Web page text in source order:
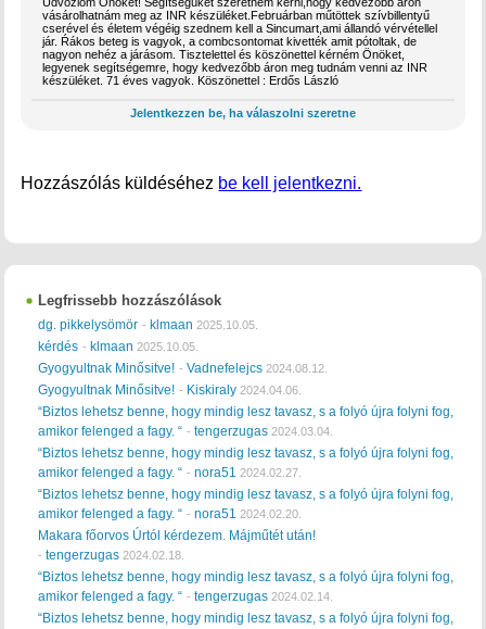
vásárolhatnám meg az INR készüléket.Februárban műtöttek szívbillentyű
cserével és életem végéig szednem kell a Sincumart,ami állandó vérvétellel
jár. Ŕákos beteg is vagyok, a combcsontomat kivették amit pótoltak, de
nagyon nehéz a járásom. Tisztelettel és köszönettel kérném Önöket,
legyenek segítségemre, hogy kedvezőbb áron meg tudnám venni az INR
készüléket. 71 éves vagyok. Köszönettel : Erdős László
Jelentkezzen be, ha válaszolni szeretne
Hozzászólás küldéséhez be kell jelentkezni.
Legfrissebb hozzászólások
dg. pikkelysömör - klmaan 2025.10.05.
kérdés - klmaan 2025.10.05.
Gyogyultnak Minősitve! -Vadnefelejcs 2024.08.12.
Gyogyultnak Minősitve! - Kiskiraly 2024.04.06.
“Biztos lehetsz benne, hogy mindig lesz tavasz, s a folyó újra folyni fog,
amikor felenged a fagy. “ -tengerzugas 2024.03.04.
“Biztos lehetsz benne, hogy mindig lesz tavasz, s a folyó újra folyni fog,
amikor felenged a fagy. “ -nora51 2024.02.27.
“Biztos lehetsz benne, hogy mindig lesz tavasz, s a folyó újra folyni fog,
amikor felenged a fagy. “ -nora51 2024.02.20.
Makara főorvos Úrtól kérdezem. Májműtét után!
-tengerzugas 2024.02.18.
“Biztos lehetsz benne, hogy mindig lesz tavasz, s a folyó újra folyni fog,
amikor felenged a fagy. “ -tengerzugas 2024.02.14.
“Biztos lehetsz benne, hogy mindig lesz tavasz, s a folyó újra folyni fog,